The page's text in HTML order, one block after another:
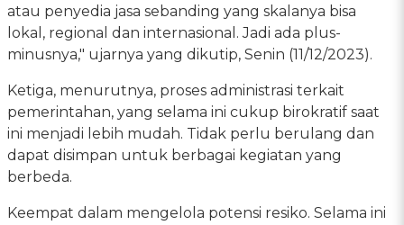
atau penyedia jasa sebanding yang skalanya bisa
lokal, regional dan internasional. Jadi ada plus-
minusnya," ujarnya yang dikutip, Senin (11/12/2023).
Ketiga, menurutnya, proses administrasi terkait
pemerintahan, yang selama ini cukup birokratif saat
ini menjadi lebih mudah. Tidak perlu berulang dan
dapat disimpan untuk berbagai kegiatan yang
berbeda.
Keempat dalam mengelola potensi resiko. Selama ini